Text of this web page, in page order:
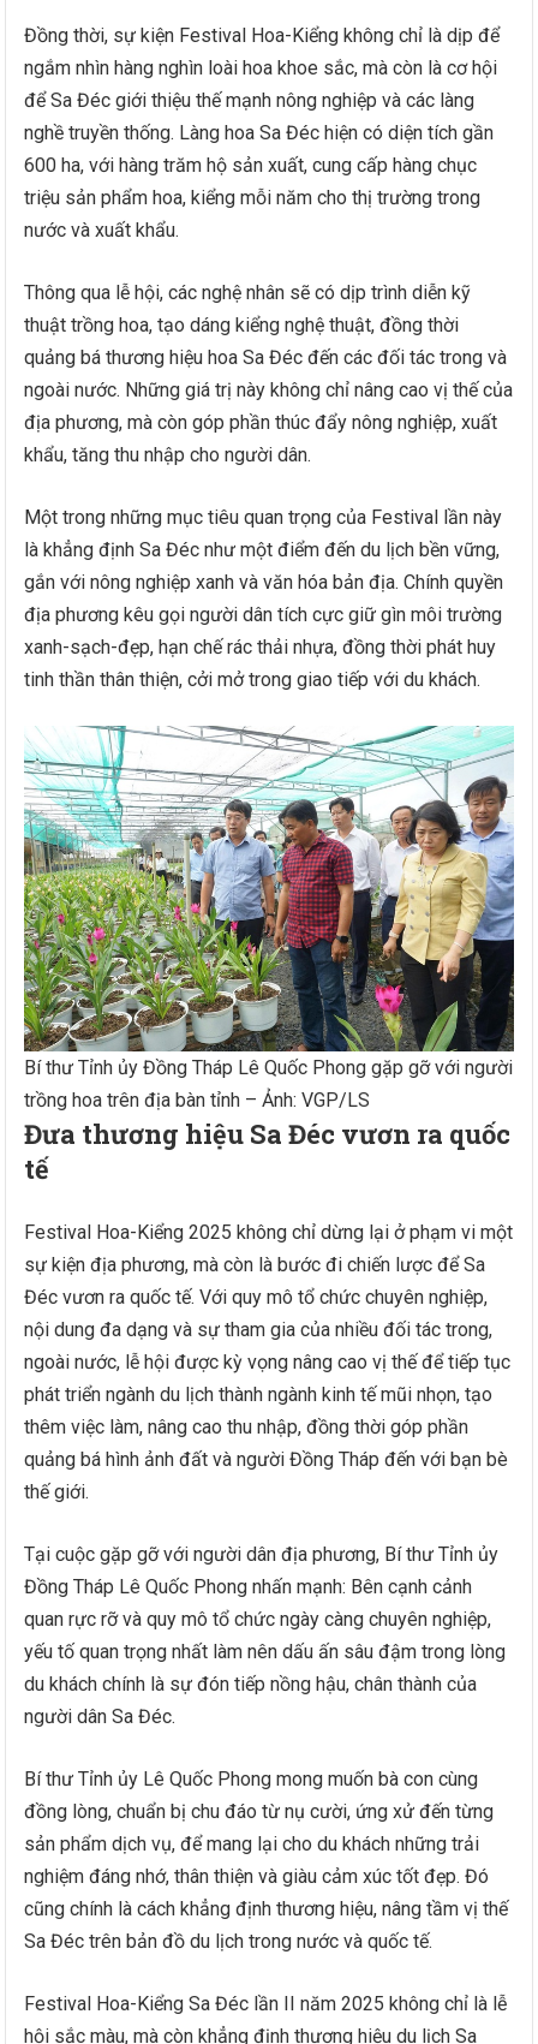
Đồng thời, sự kiện Festival Hoa-Kiểng không chỉ là dịp để
ngắm nhìn hàng nghìn loài hoa khoe sắc, mà còn là cơ hội
để Sa Đéc giới thiệu thế mạnh nông nghiệp và các làng
nghề truyền thống. Làng hoa Sa Đéc hiện có diện tích gần
600 ha, với hàng trăm hộ sản xuất, cung cấp hàng chục
triệu sản phẩm hoa, kiểng mỗi năm cho thị trường trong
nước và xuất khẩu.
Thông qua lễ hội, các nghệ nhân sẽ có dịp trình diễn kỹ
thuật trồng hoa, tạo dáng kiểng nghệ thuật, đồng thời
quảng bá thương hiệu hoa Sa Đéc đến các đối tác trong và
ngoài nước. Những giá trị này không chỉ nâng cao vị thế của
địa phương, mà còn góp phần thúc đẩy nông nghiệp, xuất
khẩu, tăng thu nhập cho người dân.
Một trong những mục tiêu quan trọng của Festival lần này
là khẳng định Sa Đéc như một điểm đến du lịch bền vững,
gắn với nông nghiệp xanh và văn hóa bản địa. Chính quyền
địa phương kêu gọi người dân tích cực giữ gìn môi trường
xanh-sạch-đẹp, hạn chế rác thải nhựa, đồng thời phát huy
tinh thần thân thiện, cởi mở trong giao tiếp với du khách.
Bí thư Tỉnh ủy Đồng Tháp Lê Quốc Phong gặp gỡ với người
trồng hoa trên địa bàn tỉnh – Ảnh: VGP/LS
Đưa thương hiệu Sa Đéc vươn ra quốc
tế
Festival Hoa-Kiểng 2025 không chỉ dừng lại ở phạm vi một
sự kiện địa phương, mà còn là bước đi chiến lược để Sa
Đéc vươn ra quốc tế. Với quy mô tổ chức chuyên nghiệp,
nội dung đa dạng và sự tham gia của nhiều đối tác trong,
ngoài nước, lễ hội được kỳ vọng nâng cao vị thế để tiếp tục
phát triển ngành du lịch thành ngành kinh tế mũi nhọn, tạo
thêm việc làm, nâng cao thu nhập, đồng thời góp phần
quảng bá hình ảnh đất và người Đồng Tháp đến với bạn bè
thế giới.
Tại cuộc gặp gỡ với người dân địa phương, Bí thư Tỉnh ủy
Đồng Tháp Lê Quốc Phong nhấn mạnh: Bên cạnh cảnh
quan rực rỡ và quy mô tổ chức ngày càng chuyên nghiệp,
yếu tố quan trọng nhất làm nên dấu ấn sâu đậm trong lòng
du khách chính là sự đón tiếp nồng hậu, chân thành của
người dân Sa Đéc.
Bí thư Tỉnh ủy Lê Quốc Phong mong muốn bà con cùng
đồng lòng, chuẩn bị chu đáo từ nụ cười, ứng xử đến từng
sản phẩm dịch vụ, để mang lại cho du khách những trải
nghiệm đáng nhớ, thân thiện và giàu cảm xúc tốt đẹp. Đó
cũng chính là cách khẳng định thương hiệu, nâng tầm vị thế
Sa Đéc trên bản đồ du lịch trong nước và quốc tế.
Festival Hoa-Kiểng Sa Đéc lần II năm 2025 không chỉ là lễ
hội sắc màu, mà còn khẳng định thương hiệu du lịch Sa